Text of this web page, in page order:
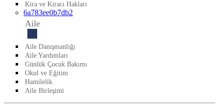
Kira ve Kiracı Hakları
6a783ee0b7db2
Aile
Aile Danışmanlığı
Aile Yardımları
Günlük Çocuk Bakımı
Okul ve Eğitim
Hamilelik
Aile Birleşimi